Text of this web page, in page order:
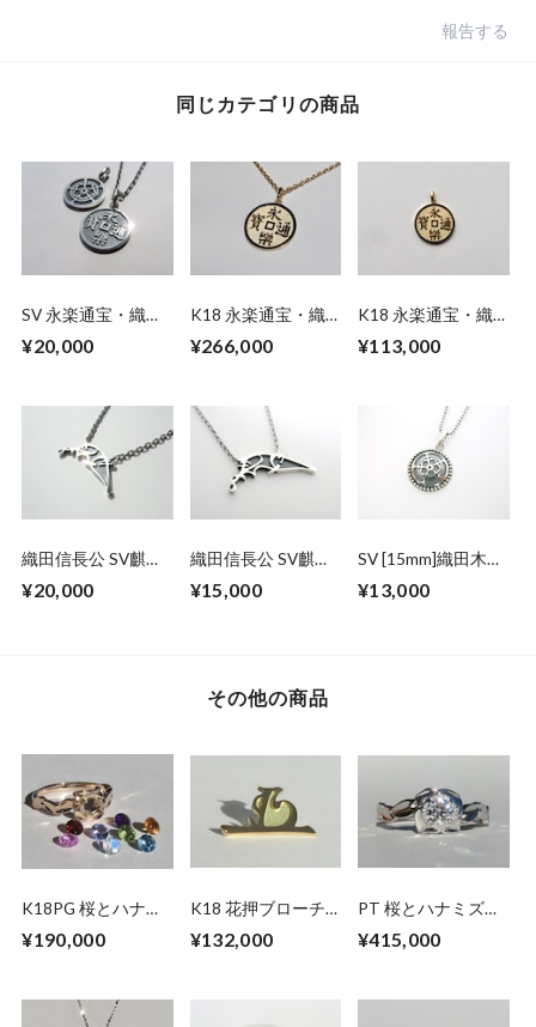
報告する
同じカテゴリの商品
SV 永楽通宝・織田
ックレス
¥20,000
K18 永楽通宝・織
ネックレス(45cm)
¥266,000
K18 永楽通宝・織
ペンダント（トップ
¥113,000
織田信長公 SV麒麟
トネックレス
¥20,000
織田信長公 SV麒麟
ックレス
¥15,000
SV [15mm]織田木瓜
ス【いぶし仕上げ】
¥13,000
その他の商品
K18PG 桜とハナミ
オーダー】
¥190,000
K18 花押ブローチ
¥132,000
PT 桜とハナミズキ
グ
¥415,000